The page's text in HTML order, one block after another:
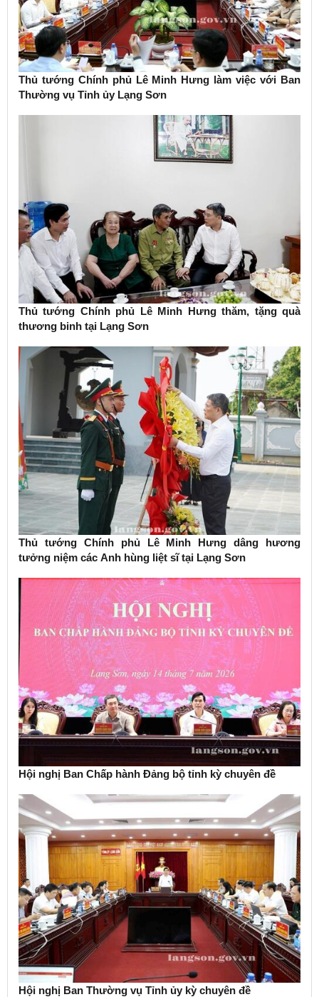
Thủ tướng Chính phủ Lê Minh Hưng làm việc với Ban
Thường vụ Tỉnh ủy Lạng Sơn
Thủ tướng Chính phủ Lê Minh Hưng thăm, tặng quà
thương binh tại Lạng Sơn
Thủ tướng Chính phủ Lê Minh Hưng dâng hương
tưởng niệm các Anh hùng liệt sĩ tại Lạng Sơn
Hội nghị Ban Chấp hành Đảng bộ tỉnh kỳ chuyên đề
Hội nghị Ban Thường vụ Tỉnh ủy kỳ chuyên đề